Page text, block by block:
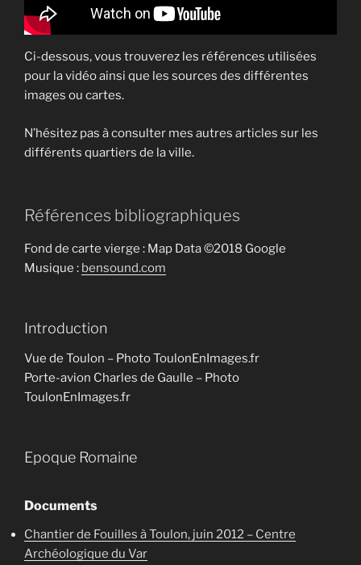
Ci-dessous, vous trouverez les références utilisées
pour la vidéo ainsi que les sources des différentes
images ou cartes.
N’hésitez pas à consulter mes autres articles sur les
différents quartiers de la ville.
Références bibliographiques
Fond de carte vierge : Map Data ©2018 Google
Musique : bensound.com
Introduction
Vue de Toulon – Photo ToulonEnImages.fr
Porte-avion Charles de Gaulle – Photo
ToulonEnImages.fr
Epoque Romaine
Documents
Chantier de Fouilles à Toulon, juin 2012 – Centre
Archéologique du Var